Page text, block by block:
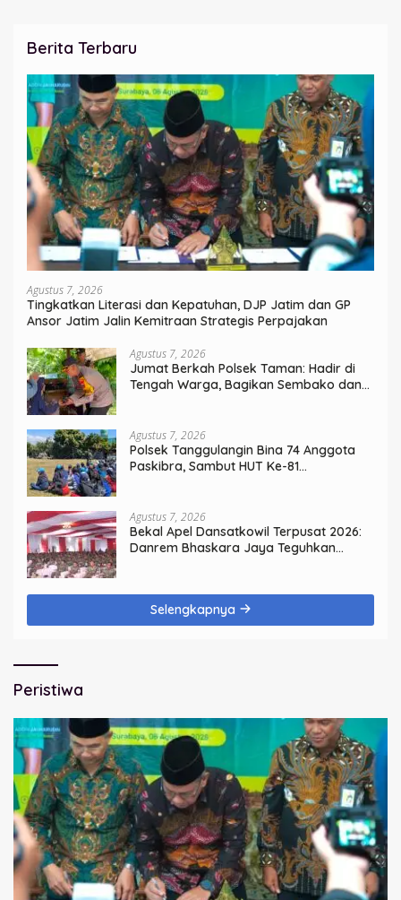
Berita Terbaru
Agustus 7, 2026
Tingkatkan Literasi dan Kepatuhan, DJP Jatim dan GP
Ansor Jatim Jalin Kemitraan Strategis Perpajakan
Agustus 7, 2026
Jumat Berkah Polsek Taman: Hadir di
Tengah Warga, Bagikan Sembako dan
Agustus 7, 2026
Polsek Tanggulangin Bina 74 Anggota
Paskibra, Sambut HUT Ke-81
Agustus 7, 2026
Bekal Apel Dansatkowil Terpusat 2026:
Danrem Bhaskara Jaya Teguhkan
Selengkapnya
Peristiwa